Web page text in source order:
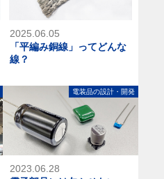
2025.06.05
「平編み銅線」ってどんな
線？
2023.06.28
電装品の設計・開発